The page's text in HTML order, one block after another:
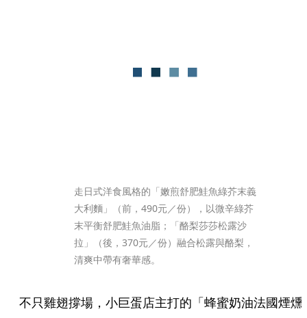
走日式洋食風格的「嫩煎舒肥鮭魚綠芥末義
大利麵」（前，490元／份），以微辛綠芥
末平衡舒肥鮭魚油脂；「酪梨莎莎松露沙
拉」（後，370元／份）融合松露與酪梨，
清爽中帶有奢華感。
不只雞翅撐場，小巨蛋店主打的「蜂蜜奶油法國煙燻